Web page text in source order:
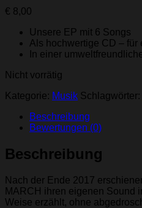
€ 8,00
Unsere EP mit 6 Songs
Als hochwertige CD – für
In einer
Nicht vorrätig
Kategorie: Musik Schlagwörter:
Beschreibung
Bewertungen (0)
Beschreibung
Nach der Ende 2017
MARCH ihren eigenen Sound
Weise erzählt, ohne